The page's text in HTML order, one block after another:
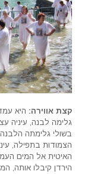
קצת אווירה: היא
גלימה לבנה, עיניה
בשולי גלימתה
הצמודות בתפילה,
האיטית אל המים
הירדן קיבלו אותה,